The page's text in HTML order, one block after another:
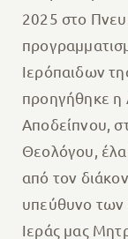
2025 στο
Ιερόπαιδων
προηγήθηκε η
Αποδείπνου,
Θεολόγου,
από τον
υπεύθυνο των
Ιεράς μας